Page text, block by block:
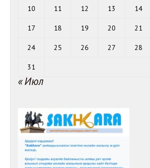
10 11 12 13 14
17 18 19 20 21
24 25 26 27 28
31
« Июл